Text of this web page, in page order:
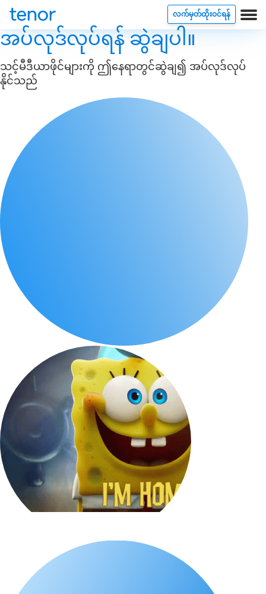
လက်မှတ်ထိုးဝင်ရန်
အပ်လုဒ်လုပ်ရန် ဆွဲချပါ။
သင့်မီဒီယာဖိုင်များကို ဤနေရာတွင်ဆွဲချ၍ အပ်လုဒ်လုပ်
နိုင်သည်